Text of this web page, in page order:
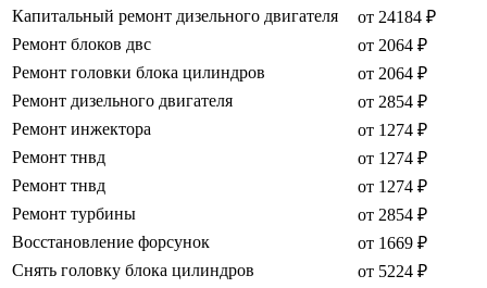
Капитальный ремонт дизельного двигателя
от 24184 ₽
Ремонт блоков двс
от 2064 ₽
Ремонт головки блока цилиндров
от 2064 ₽
Ремонт дизельного двигателя
от 2854 ₽
Ремонт инжектора
от 1274 ₽
Ремонт тнвд
от 1274 ₽
Ремонт тнвд
от 1274 ₽
Ремонт турбины
от 2854 ₽
Восстановление форсунок
от 1669 ₽
Снять головку блока цилиндров
от 5224 ₽